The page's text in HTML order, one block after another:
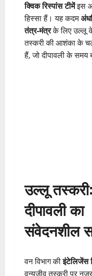
क्विक रिस्पांस टीमेंइस
हिस्सा हैं। यह कदम
तंत्र-मंत्रके लिए उल्लू
तस्करी की आशंका के
हैं, जो दीपावली के समय
उल्लू तस्करी:
दीपावली का
संवेदनशील
वन विभाग कीइंटेलिजेंस
वन्यजीव तस्करी पर